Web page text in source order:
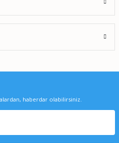
haberdar olabilirsiniz.